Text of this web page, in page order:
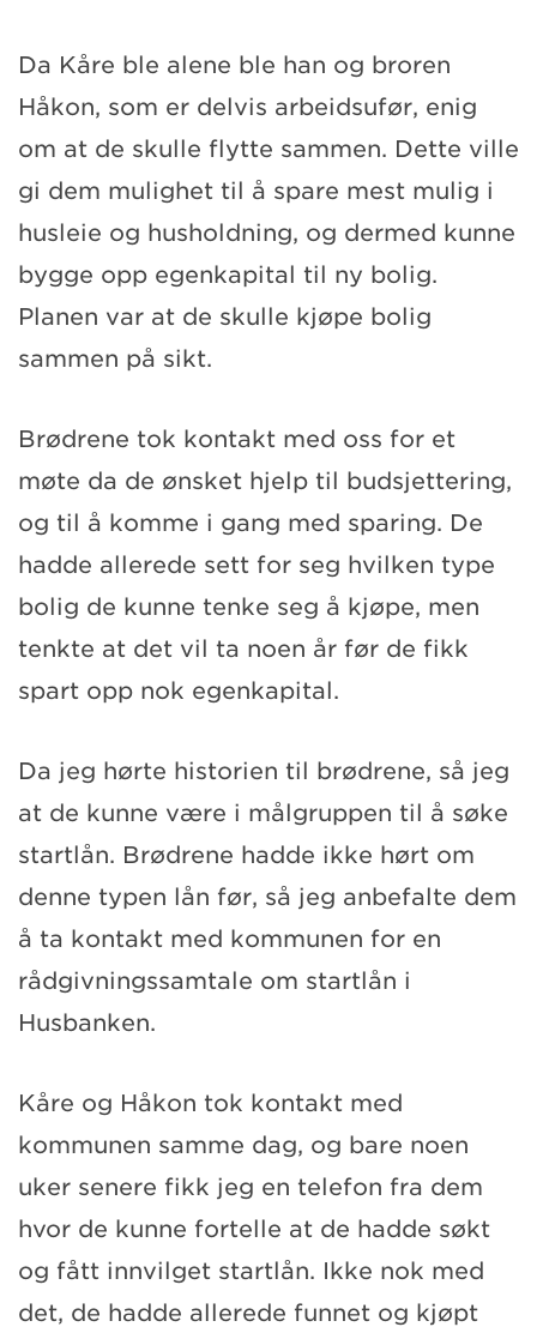
Da Kåre ble alene ble han og broren
Håkon, som er delvis arbeidsufør, enig
om at de skulle flytte sammen. Dette ville
gi dem mulighet til å spare mest mulig i
husleie og husholdning, og dermed kunne
bygge opp egenkapital til ny bolig.
Planen var at de skulle kjøpe bolig
sammen på sikt.
Brødrene tok kontakt med oss for et
møte da de ønsket hjelp til budsjettering,
og til å komme i gang med sparing. De
hadde allerede sett for seg hvilken type
bolig de kunne tenke seg å kjøpe, men
tenkte at det vil ta noen år før de fikk
spart opp nok egenkapital.
Da jeg hørte historien til brødrene, så jeg
at de kunne være i målgruppen til å søke
startlån. Brødrene hadde ikke hørt om
denne typen lån før, så jeg anbefalte dem
å ta kontakt med kommunen for en
rådgivningssamtale om startlån i
Husbanken.
Kåre og Håkon tok kontakt med
kommunen samme dag, og bare noen
uker senere fikk jeg en telefon fra dem
hvor de kunne fortelle at de hadde søkt
og fått innvilget startlån. Ikke nok med
det, de hadde allerede funnet og kjøpt